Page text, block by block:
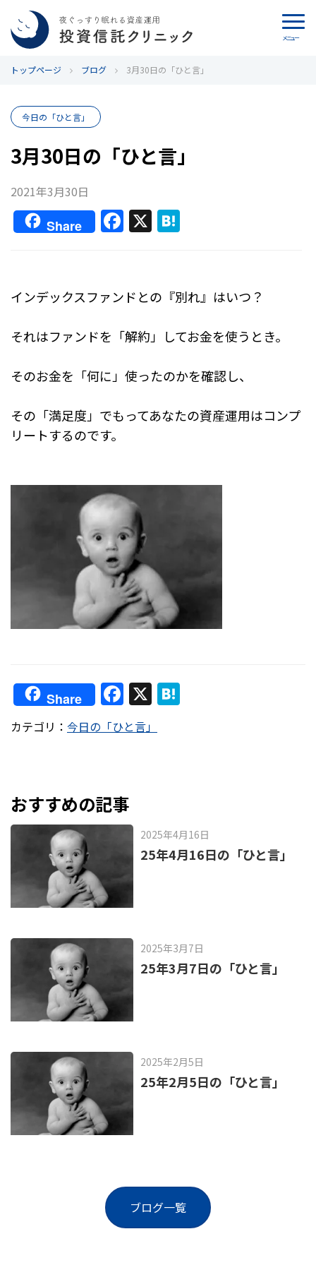
メニュー
カウンセリング
ブログ
代表カン・チュンド
投資信託クリニックとは
インデックス投資の特徴
お問い合わせ
トップページ ブログ 3月30日の「ひと言」
今日の「ひと言」
3月30日の「ひと言」
2021年3月30日
Share F
a
e
b
o
k
X
n
a
インデックスファンドとの『別れ』はいつ？
それはファンドを「解約」してお金を使うとき。
そのお金を「何に」使ったのかを確認し、
その「満足度」でもってあなたの資産運用はコンプ
リートするのです。
Share F
a
c
o
o
k
X
カテゴリ： 今日の「ひと言」
おすすめの記事
2025年4月16日
25年4月16日の「ひと言」
2025年3月7日
25年3月7日の「ひと言」
2025年2月5日
25年2月5日の「ひと言」
ブログ一覧